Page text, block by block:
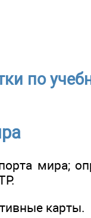
по
мира;
карты.